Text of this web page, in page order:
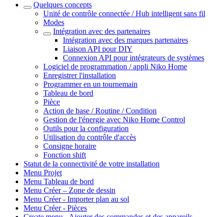
Quelques concepts
Unité de contrôle connectée / Hub intelligent sans fil
Modes
Intégration avec des partenaires
Intégration avec des marques partenaires
Liaison API pour DIY
Connexion API pour intégrateurs de systèmes
Logiciel de programmation / appli Niko Home
Enregistrer l'installation
Programmer en un tournemain
Tableau de bord
Pièce
Action de base / Routine / Condition
Gestion de l'énergie avec Niko Home Control
Outils pour la configuration
Utilisation du contrôle d'accès
Consigne horaire
Fonction shift
Statut de la connectivité de votre installation
Menu Projet
Menu Tableau de bord
Menu Créer – Zone de dessin
Menu Créer - Importer plan au sol
Menu Créer - Pièces